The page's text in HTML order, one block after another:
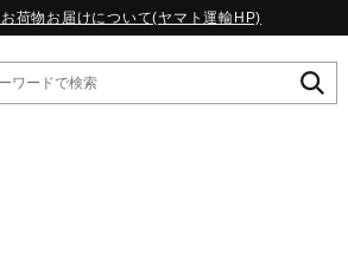
荷物お届けについて(ヤマト運輸HP)